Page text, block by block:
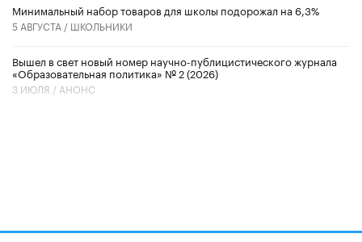
Минимальный набор товаров для школы подорожал на 6,3%
5 АВГУСТА / ШКОЛЬНИКИ
Вышел в свет новый номер научно-публицистического журнала
«Образовательная политика» № 2 (2026)
3 ИЮЛЯ / АНОНС